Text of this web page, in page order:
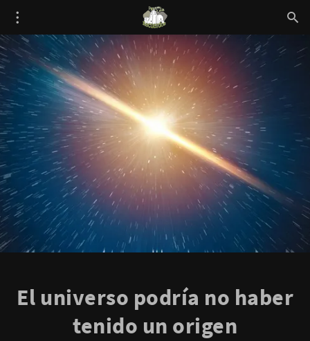
El universo podría no haber
tenido un origen